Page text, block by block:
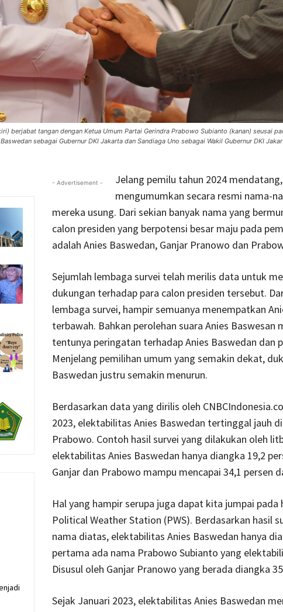
berjabat tangan dengan Ketua Umum Partai Gerindra Prabowo Subianto (kanan) seusai
sebagai Gubernur DKI Jakarta dan Sandiaga Uno sebagai Wakil Gubernur DKI
- Advertisement -
Jelang pemilu tahun 2024
mengumumkan secara resmi nama-
mereka usung. Dari sekian banyak nama yang
calon presiden yang berpotensi besar maju pada
adalah Anies Baswedan, Ganjar Pranowo dan
Sejumlah lembaga survei telah merilis data untuk
dukungan terhadap para calon presiden tersebut.
lembaga survei, hampir semuanya menempatkan
terbawah. Bahkan perolehan suara Anies Baswesan
tentunya peringatan terhadap Anies Baswedan dan
Menjelang pemilihan umum yang semakin dekat,
Baswedan justru semakin menurun.
Berdasarkan data yang dirilis oleh
2023, elektabilitas Anies Baswedan tertinggal jauh
Prabowo. Contoh hasil survei yang dilakukan oleh
elektabilitas Anies Baswedan hanya diangka 19,2
Ganjar dan Prabowo mampu mencapai 34,1 persen
Hal yang hampir serupa juga dapat kita jumpai pada
Political Weather Station (PWS). Berdasarkan hasil
nama diatas, elektabilitas Anies Baswedan hanya
pertama ada nama Prabowo Subianto yang
Disusul oleh Ganjar Pranowo yang berada diangka
Sejak Januari 2023, elektabilitas Anies Baswedan